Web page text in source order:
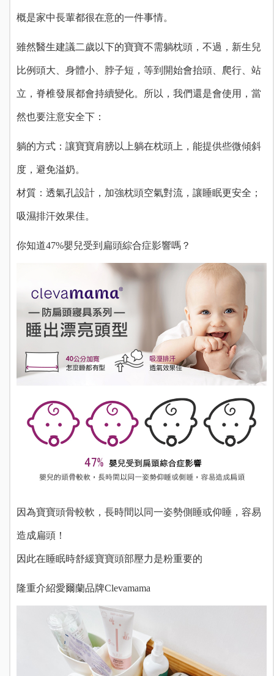
概是家中長輩都很在意的一件事情。
雖然醫生建議二歲以下的寶寶不需躺枕頭，不過，新生兒
比例頭大、身體小、脖子短，等到開始會抬頭、爬行、站
立，脊椎發展都會持續變化。所以，我們還是會使用，當
然也要注意安全下：
躺的方式：讓寶寶肩膀以上躺在枕頭上，能提供些微傾斜
度，避免溢奶。
材質：透氣孔設計，加強枕頭空氣對流，讓睡眠更安全；
吸濕排汗效果佳。
你知道47%嬰兒受到扁頭綜合症影響嗎？
因為寶寶頭骨較軟，長時間以同一姿勢側睡或仰睡，容易
造成扁頭！
因此在睡眠時舒緩寶寶頭部壓力是粉重要的
隆重介紹愛爾蘭品牌Clevamama